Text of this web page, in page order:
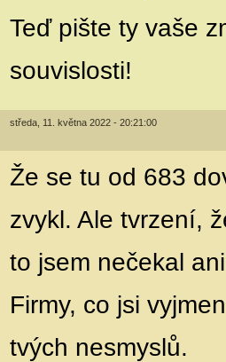
Teď pište ty vaše
souvislosti!
středa, 11. května 2022 - 20:21:00
Že se tu od 683
zvykl. Ale tvrzení,
to jsem nečekal
Firmy, co jsi
tvých nesmyslů.